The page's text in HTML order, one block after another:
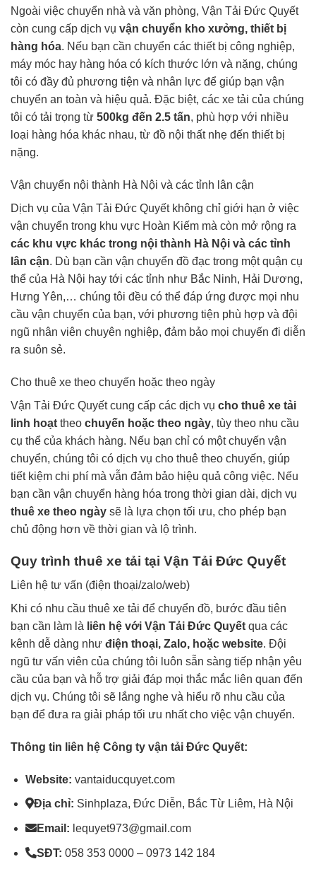
Ngoài việc chuyển nhà và văn phòng, Vận Tải Đức Quyết
còn cung cấp dịch vụ vận chuyển kho xưởng, thiết bị
hàng hóa. Nếu bạn cần chuyển các thiết bị công nghiệp,
máy móc hay hàng hóa có kích thước lớn và nặng, chúng
tôi có đầy đủ phương tiện và nhân lực để giúp bạn vận
chuyển an toàn và hiệu quả. Đặc biệt, các xe tải của chúng
tôi có tải trọng từ 500kg đến 2.5 tấn, phù hợp với nhiều
loại hàng hóa khác nhau, từ đồ nội thất nhẹ đến thiết bị
nặng.
Vận chuyển nội thành Hà Nội và các tỉnh lân cận
Dịch vụ của Vận Tải Đức Quyết không chỉ giới hạn ở việc
vận chuyển trong khu vực Hoàn Kiếm mà còn mở rộng ra
các khu vực khác trong nội thành Hà Nội và các tỉnh
lân cận. Dù bạn cần vận chuyển đồ đạc trong một quận cụ
thể của Hà Nội hay tới các tỉnh như Bắc Ninh, Hải Dương,
Hưng Yên,… chúng tôi đều có thể đáp ứng được mọi nhu
cầu vận chuyển của bạn, với phương tiện phù hợp và đội
ngũ nhân viên chuyên nghiệp, đảm bảo mọi chuyến đi diễn
ra suôn sẻ.
Cho thuê xe theo chuyến hoặc theo ngày
Vận Tải Đức Quyết cung cấp các dịch vụ cho thuê xe tải
linh hoạt theo chuyến hoặc theo ngày, tùy theo nhu cầu
cụ thể của khách hàng. Nếu bạn chỉ có một chuyến vận
chuyển, chúng tôi có dịch vụ cho thuê theo chuyến, giúp
tiết kiệm chi phí mà vẫn đảm bảo hiệu quả công việc. Nếu
bạn cần vận chuyển hàng hóa trong thời gian dài, dịch vụ
thuê xe theo ngày sẽ là lựa chọn tối ưu, cho phép bạn
chủ động hơn về thời gian và lộ trình.
Quy trình thuê xe tải tại Vận Tải Đức Quyết
Liên hệ tư vấn (điện thoại/zalo/web)
Khi có nhu cầu thuê xe tải để chuyển đồ, bước đầu tiên
bạn cần làm là liên hệ với Vận Tải Đức Quyết qua các
kênh dễ dàng như điện thoại, Zalo, hoặc website. Đội
ngũ tư vấn viên của chúng tôi luôn sẵn sàng tiếp nhận yêu
cầu của bạn và hỗ trợ giải đáp mọi thắc mắc liên quan đến
dịch vụ. Chúng tôi sẽ lắng nghe và hiểu rõ nhu cầu của
bạn để đưa ra giải pháp tối ưu nhất cho việc vận chuyển.
Thông tin liên hệ Công ty vận tải Đức Quyết:
Website: vantaiducquyet.com
Địa chỉ: Sinhplaza, Đức Diễn, Bắc Từ Liêm, Hà Nội
Email: lequyet973@gmail.com
SĐT: 058 353 0000 – 0973 142 184